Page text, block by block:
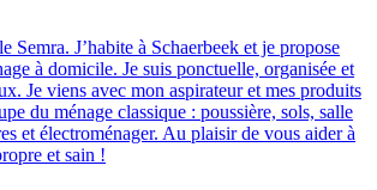
Semra. J’habite à Schaerbeek et je propose
à domicile. Je suis ponctuelle, organisée et
Je viens avec mon aspirateur et mes produits
du ménage classique : poussière, sols, salle
et électroménager. Au plaisir de vous aider à
et sain !